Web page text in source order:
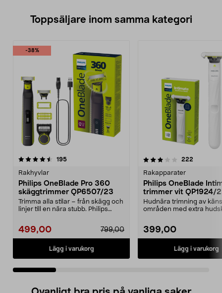
Toppsäljare inom samma kategori
-38%
195recensioner
Rakhyvlar
Philips OneBlade Pro 360
skäggtrimmer QP6507/23
Trimma alla stilar – från skägg och
linjer till en nära stubb. Philips
499,00 799,00
Lägg i varukorg
3.5 av 5 stjärnor 222
Rakapparater
Philips OneBlade
trimmer vit QP1924/
Hudnära trimning av
områden med extra
399,00
Lägg i varukorg
4.0 av 5 stjärnor